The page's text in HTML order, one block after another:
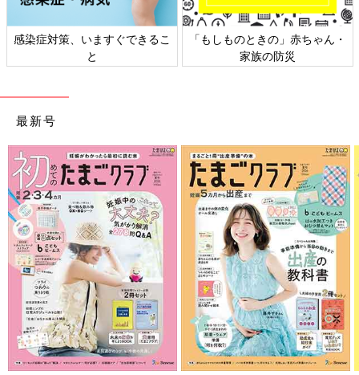
・
日本外来小児科学会リーフレッ
ト検討会
六星占術 細木かおりさんの人
相談
最新号